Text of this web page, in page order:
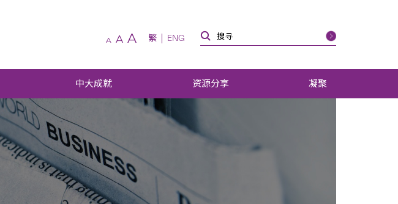
A A A 繁 ENG
中大成就 资源分享 凝聚